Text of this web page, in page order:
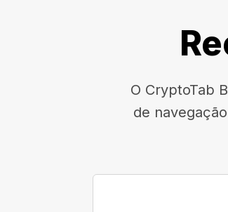
O CryptoTab
de